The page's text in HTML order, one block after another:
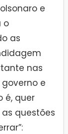
e
o
as
nas
e
é, quer
questões